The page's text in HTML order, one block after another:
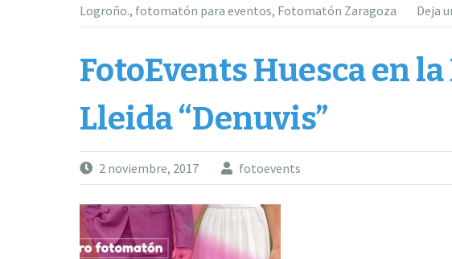
Logroño., fotomatón para eventos, Fotomatón Zaragoza Deja
FotoEvents Huesca en
Lleida “Denuvis”
2 noviembre, 2017 fotoevents